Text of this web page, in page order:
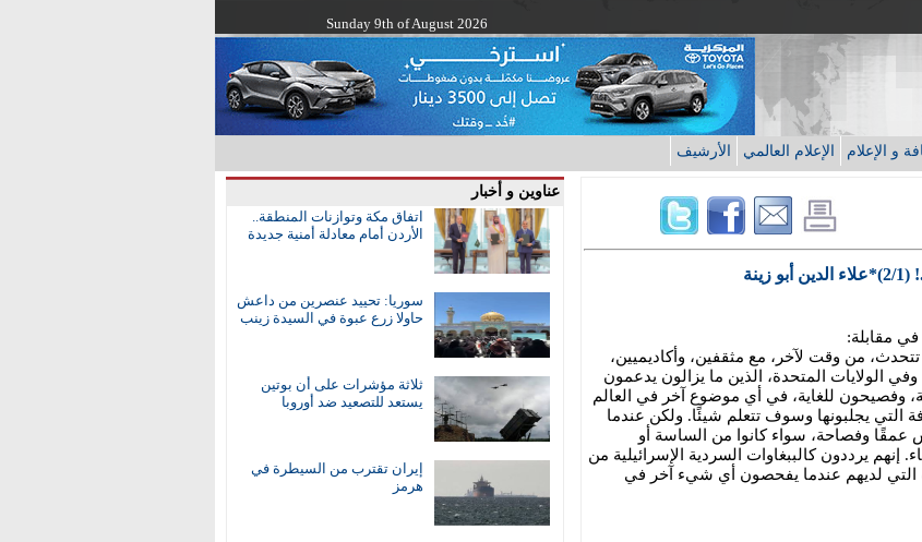
Sunday 9th of August 2026
و الإعلام الإعلام العالمي الأرشيف
عناوين و أخبار
اتفاق مكة وتوازنات المنطقة..
الأردن أمام معادلة أمنية جديدة
سوريا: تحييد عنصرين من داعش
حاولا زرع عبوة في السيدة زينب
ثلاثة مؤشرات على أن بوتين
يستعد للتصعيد ضد أوروبا
إيران تقترب من السيطرة في
هرمز
في مقابلة:
من وقت لآخر، مع مثقفين، وأكاديميين،
الولايات المتحدة، الذين ما يزالون يدعمون
وفصيحون للغاية، في أي موضوع آخر في العالم
التي يجلبونها وسوف تتعلم شيئًا. ولكن عندما
عمقًا وفصاحة، سواء كانوا من الساسة أو
إنهم يرددون كالببغاوات السردية الإسرائيلية من
التي لديهم عندما يفحصون أي شيء آخر في